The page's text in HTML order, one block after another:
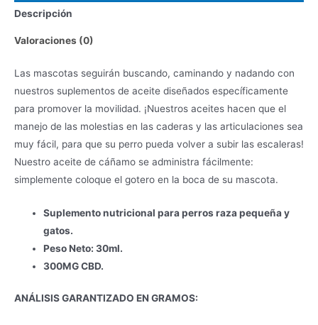
Descripción
Valoraciones (0)
Las mascotas seguirán buscando, caminando y nadando con
nuestros suplementos de aceite diseñados específicamente
para promover la movilidad. ¡Nuestros aceites hacen que el
manejo de las molestias en las caderas y las articulaciones sea
muy fácil, para que su perro pueda volver a subir las escaleras!
Nuestro aceite de cáñamo se administra fácilmente:
simplemente coloque el gotero en la boca de su mascota.
Suplemento nutricional para perros raza pequeña y
gatos.
Peso Neto: 30ml.
300MG CBD.
ANÁLISIS GARANTIZADO EN GRAMOS: